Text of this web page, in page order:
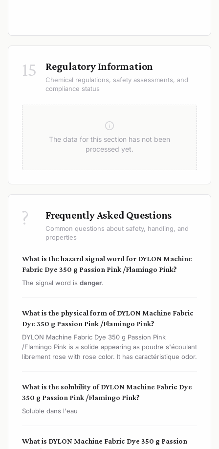
15 Regulatory Information
Chemical regulations, safety assessments, and
compliance status
The data for this section has not been
processed yet.
? Frequently Asked Questions
Common questions about safety, handling, and
properties
What is the hazard signal word for DYLON Machine
Fabric Dye 350 g Passion Pink /Flamingo Pink?
The signal word is danger.
What is the physical form of DYLON Machine Fabric
Dye 350 g Passion Pink /Flamingo Pink?
DYLON Machine Fabric Dye 350 g Passion Pink
/Flamingo Pink is a solide appearing as poudre s'écoulant
librement rose with rose color. It has caractéristique odor.
What is the solubility of DYLON Machine Fabric Dye
350 g Passion Pink /Flamingo Pink?
Soluble dans l'eau
What is DYLON Machine Fabric Dye 350 g Passion